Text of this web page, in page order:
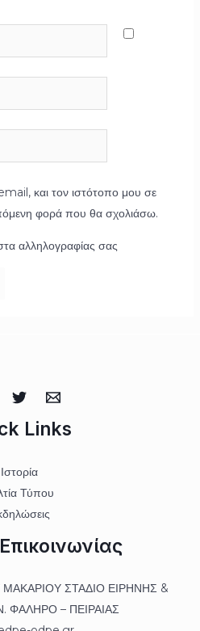
και τον ιστότοπο μου σε
φορά που θα σχολιάσω.
αλληλογραφίας σας
Links
Ιστορία
Τύπου
ΣΤΑΔΙΟ ΕΙΡΗΝΗΣ &
ΦΑΛΗΡΟ – ΠΕΙΡΑΙΑΣ